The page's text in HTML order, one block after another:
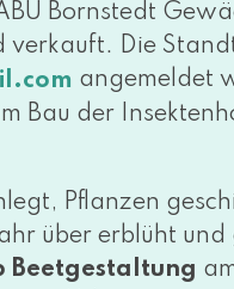
Bornstedt
ver­kauft. Die
ange­mel­det
Bau der
Pflanzen
über erblüht
Beetgestaltung